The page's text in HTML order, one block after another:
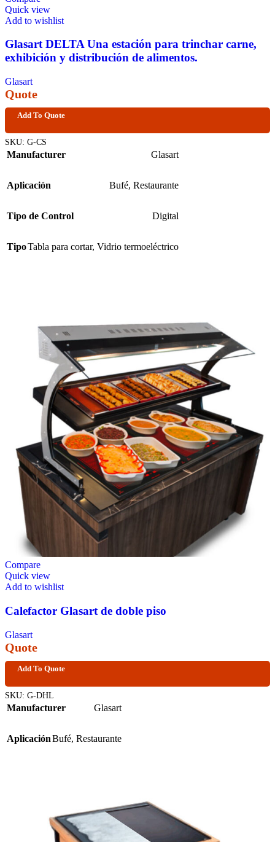
Quick view
Add to wishlist
Glasart DELTA Una estación para trinchar carne,
exhibición y distribución de alimentos.
Glasart
Quote
Add To Quote
SKU: G-CS
Manufacturer Glasart
Aplicación Bufé, Restaurante
Tipo de Control Digital
TipoTabla para cortar, Vidrio termoeléctrico
Compare
Quick view
Add to wishlist
Calefactor Glasart de doble piso
Glasart
Quote
Add To Quote
SKU: G-DHL
Manufacturer Glasart
AplicaciónBufé, Restaurante